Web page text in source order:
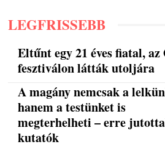
LEGFRISSEBB
Eltűnt egy 21 éves fiatal, az
fesztiválon látták utoljára
A magány nemcsak a
hanem a testünket is
megterhelheti – erre
kutatók